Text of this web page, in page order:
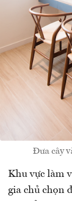
Đưa cây
Khu vực làm
gia chủ chọn